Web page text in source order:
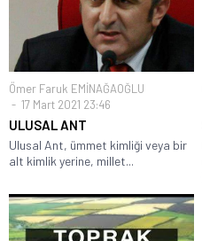
Ömer Faruk EMİNAĞAOĞLU
17 Mart 2021 23:46
ULUSAL ANT
Ulusal Ant, ümmet kimliği veya bir
alt kimlik yerine, millet...